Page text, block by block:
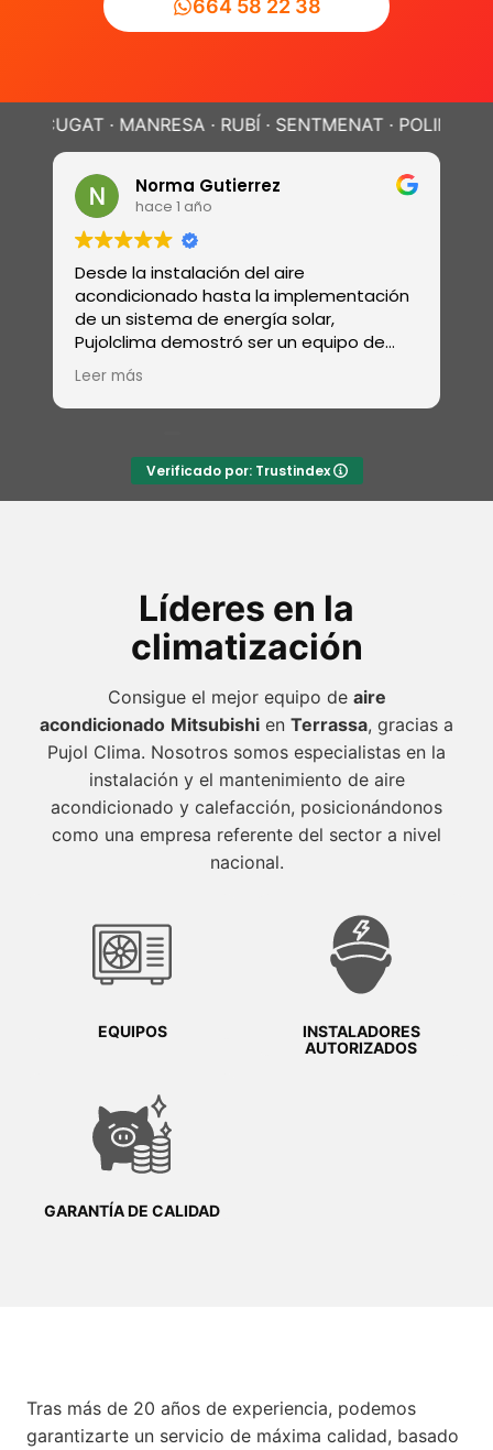
664 58 22 38
· MANRESA · RUBÍ · SENTMENAT · POLINYÀ ·
Norma Gutierrez
hace 1 año
Desde la instalación del aire
acondicionado hasta la implementación
de un sistema de energía solar,
Pujolclima demostró ser un equipo de
profesionales con una amplia gama de
habilidades
Leer más
Verificado por: Trustindex
Líderes en la
climatización
Consigue el mejor equipo de aire
acondicionado Mitsubishi en Terrassa, gracias a
Pujol Clima. Nosotros somos especialistas en la
instalación y el mantenimiento de aire
acondicionado y calefacción, posicionándonos
como una empresa referente del sector a nivel
nacional.
EQUIPOS
INSTALADORES
AUTORIZADOS
GARANTÍA DE CALIDAD
Tras más de 20 años de experiencia, podemos
garantizarte un servicio de máxima calidad, basado